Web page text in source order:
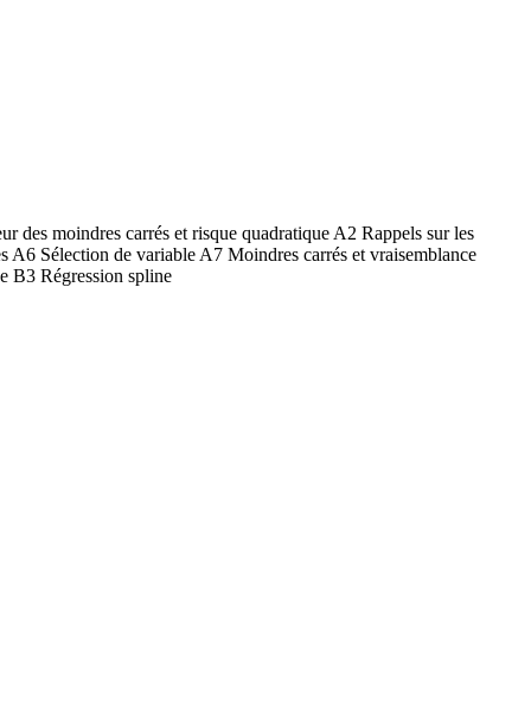
des moindres carrés et risque quadratique A2 Rappels sur les
A6 Sélection de variable A7 Moindres carrés et vraisemblance
B3 Régression spline